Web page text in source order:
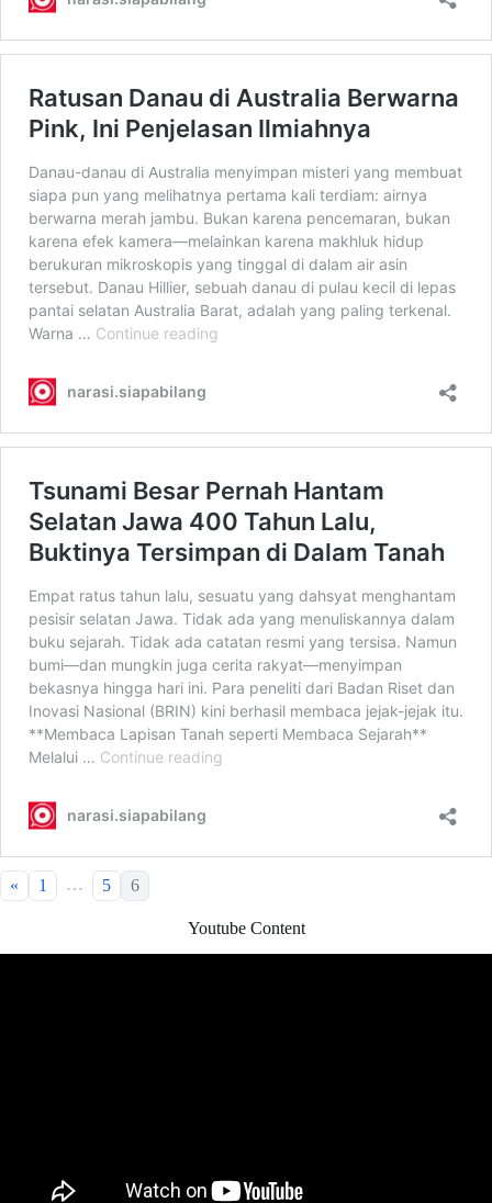
« 1 … 5 6
Youtube Content